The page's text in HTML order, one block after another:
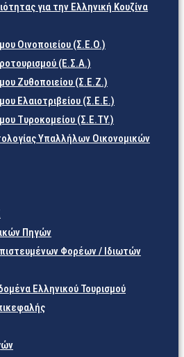
για την Ελληνική Κουζίνα
Οινοποιείου (Σ.Ε.Ο.)
(Ε.Σ.Α.)
Ζυθοποιείου (Σ.Ε.Ζ.)
Ελαιοτριβείου (Σ.Ε.Ε.)
Τυροκομείου (Σ.Ε.TY.)
Υπαλλήλων Οικονομικών
Πηγών
Φορέων / Ιδιωτών
Ελληνικού Τουρισμού